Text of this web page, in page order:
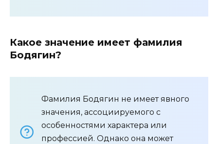
Какое значение имеет фамилия
Бодягин?
Фамилия Бодягин не имеет явного
значения, ассоциируемого с
особенностями характера или
профессией. Однако она может